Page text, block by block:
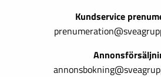
Kundservice